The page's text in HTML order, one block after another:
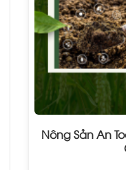
Nông Sản An